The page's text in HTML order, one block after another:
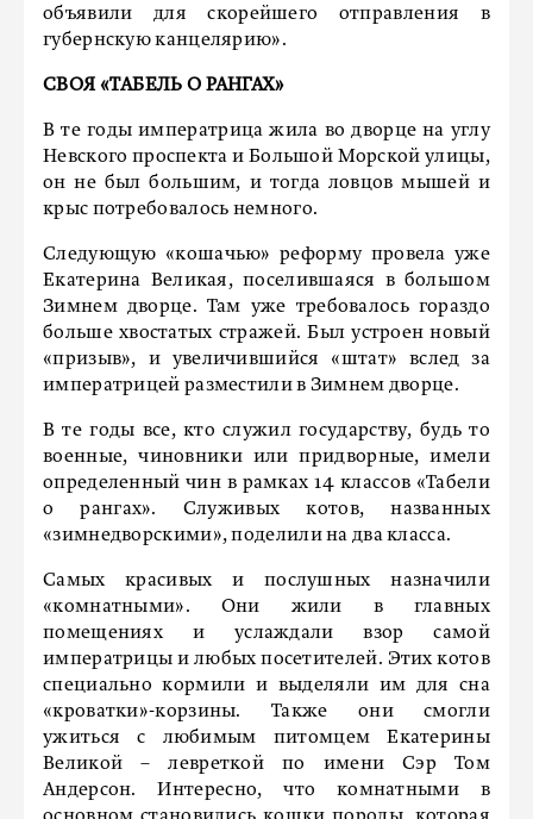
объявили для скорейшего отправления в
губернскую канцелярию».
СВОЯ «ТАБЕЛЬ О РАНГАХ»
В те годы императрица жила во дворце на углу
Невского проспекта и Большой Морской улицы,
он не был большим, и тогда ловцов мышей и
крыс потребовалось немного.
Следующую «кошачью» реформу провела уже
Екатерина Великая, поселившаяся в большом
Зимнем дворце. Там уже требовалось гораздо
больше хвостатых стражей. Был устроен новый
«призыв», и увеличившийся «штат» вслед за
императрицей разместили в Зимнем дворце.
В те годы все, кто служил государству, будь то
военные, чиновники или придворные, имели
определенный чин в рамках 14 классов «Табели
о рангах». Служивых котов, названных
«зимнедворскими», поделили на два класса.
Самых красивых и послушных назначили
«комнатными». Они жили в главных
помещениях и услаждали взор самой
императрицы и любых посетителей. Этих котов
специально кормили и выделяли им для сна
«кроватки»-корзины. Также они смогли
ужиться с любимым питомцем Екатерины
Великой – левреткой по имени Сэр Том
Андерсон. Интересно, что комнатными в